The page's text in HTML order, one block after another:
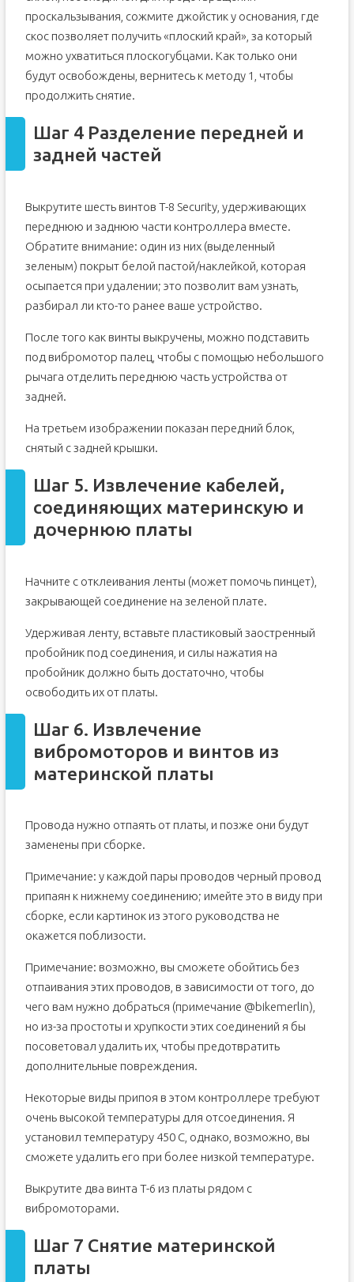
проскальзывания, сожмите джойстик у основания, где
скос позволяет получить «плоский край», за который
можно ухватиться плоскогубцами. Как только они
будут освобождены, вернитесь к методу 1, чтобы
продолжить снятие.
Шаг 4 Разделение передней и
задней частей
Выкрутите шесть винтов T-8 Security, удерживающих
переднюю и заднюю части контроллера вместе.
Обратите внимание: один из них (выделенный
зеленым) покрыт белой пастой/наклейкой, которая
осыпается при удалении; это позволит вам узнать,
разбирал ли кто-то ранее ваше устройство.
После того как винты выкручены, можно подставить
под вибромотор палец, чтобы с помощью небольшого
рычага отделить переднюю часть устройства от
задней.
На третьем изображении показан передний блок,
снятый с задней крышки.
Шаг 5. Извлечение кабелей,
соединяющих материнскую и
дочернюю платы
Начните с отклеивания ленты (может помочь пинцет),
закрывающей соединение на зеленой плате.
Удерживая ленту, вставьте пластиковый заостренный
пробойник под соединения, и силы нажатия на
пробойник должно быть достаточно, чтобы
освободить их от платы.
Шаг 6. Извлечение
вибромоторов и винтов из
материнской платы
Провода нужно отпаять от платы, и позже они будут
заменены при сборке.
Примечание: у каждой пары проводов черный провод
припаян к нижнему соединению; имейте это в виду при
сборке, если картинок из этого руководства не
окажется поблизости.
Примечание: возможно, вы сможете обойтись без
отпаивания этих проводов, в зависимости от того, до
чего вам нужно добраться (примечание @bikemerlin),
но из-за простоты и хрупкости этих соединений я бы
посоветовал удалить их, чтобы предотвратить
дополнительные повреждения.
Некоторые виды припоя в этом контроллере требуют
очень высокой температуры для отсоединения. Я
установил температуру 450 C, однако, возможно, вы
сможете удалить его при более низкой температуре.
Выкрутите два винта T-6 из платы рядом с
вибромоторами.
Шаг 7 Снятие материнской
платы